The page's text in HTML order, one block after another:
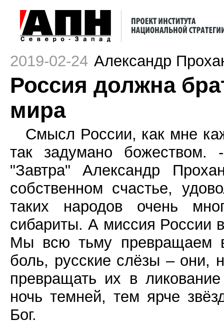
2019-02-24 Александр
Россия должна
мира
Смысл России, как мне
так задумано
"Завтра" Александр
собственном счастье,
таких народов очень
сибариты. А миссия России
Мы всю тьму превращаем
боль, русские слёзы – они,
превращать их в
ночь темней, тем ярче
Бог.